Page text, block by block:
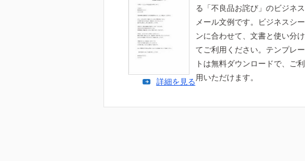
る「不良品お詫び」のビジネス
メール文例です。ビジネスシー
ンに合わせて、文書と使い分け
てご利用ください。テンプレー
トは無料ダウンロードで、ご利
用いただけます。
詳細を見る